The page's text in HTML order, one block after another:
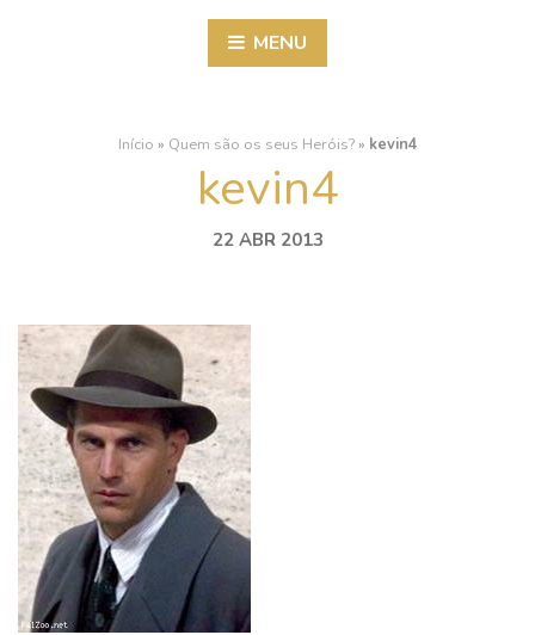
MENU
Início » Quem são os seus Heróis?» kevin4
kevin4
22 ABR 2013